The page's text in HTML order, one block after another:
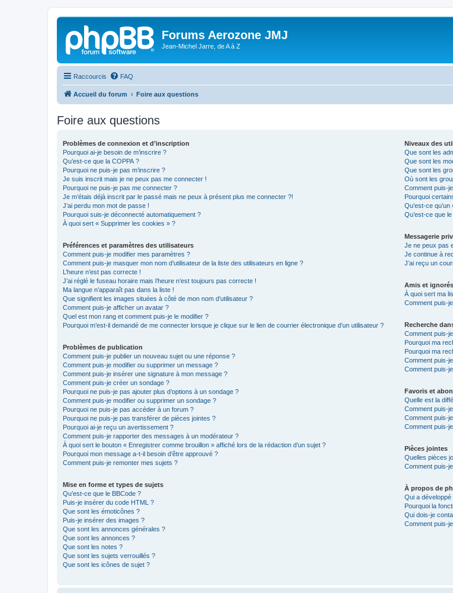
Forums Aerozone JMJ
Jean-Michel Jarre, de A à Z
Raccourcis FAQ
Accueil du forum Foire aux questions
Foire aux questions
Problèmes de connexion et d’inscription
Pourquoi ai-je besoin de m’inscrire ?
Qu’est-ce que la COPPA ?
Pourquoi ne puis-je pas m’inscrire ?
Je suis inscrit mais je ne peux pas me connecter !
Pourquoi ne puis-je pas me connecter ?
Je m’étais déjà inscrit par le passé mais ne peux à présent plus me connecter ?!
J’ai perdu mon mot de passe !
Pourquoi suis-je déconnecté automatiquement ?
À quoi sert « Supprimer les cookies » ?
Préférences et paramètres des utilisateurs
Comment puis-je modifier mes paramètres ?
Comment puis-je masquer mon nom d’utilisateur de la liste des utilisateurs en ligne ?
L’heure n’est pas correcte !
J’ai réglé le fuseau horaire mais l’heure n’est toujours pas correcte !
Ma langue n’apparaît pas dans la liste !
Que signifient les images situées à côté de mon nom d’utilisateur ?
Comment puis-je afficher un avatar ?
Quel est mon rang et comment puis-je le modifier ?
Pourquoi m’est-il demandé de me connecter lorsque je clique sur le lien de courrier électronique d’un utilisateur ?
Problèmes de publication
Comment puis-je publier un nouveau sujet ou une réponse ?
Comment puis-je modifier ou supprimer un message ?
Comment puis-je insérer une signature à mon message ?
Comment puis-je créer un sondage ?
Pourquoi ne puis-je pas ajouter plus d’options à un sondage ?
Comment puis-je modifier ou supprimer un sondage ?
Pourquoi ne puis-je pas accéder à un forum ?
Pourquoi ne puis-je pas transférer de pièces jointes ?
Pourquoi ai-je reçu un avertissement ?
Comment puis-je rapporter des messages à un modérateur ?
À quoi sert le bouton « Enregistrer comme brouillon » affiché lors de la rédaction d’un sujet ?
Pourquoi mon message a-t-il besoin d’être approuvé ?
Comment puis-je remonter mes sujets ?
Mise en forme et types de sujets
Qu’est-ce que le BBCode ?
Puis-je insérer du code HTML ?
Que sont les émoticônes ?
Puis-je insérer des images ?
Que sont les annonces générales ?
Que sont les annonces ?
Que sont les notes ?
Que sont les sujets verrouillés ?
Que sont les icônes de sujet ?
Niveaux des
Que sont les
Que sont les
Que sont les
Où sont les
Comment puis-
Pourquoi
Qu’est-ce
Qu’est-ce que le
Messagerie
Je ne peux pas
Je continue à
J’ai reçu un
Amis et ignorés
À quoi sert ma
Comment puis-
Recherche
Comment puis-
Pourquoi ma
Pourquoi ma
Comment puis-
Comment puis-
Favoris et
Quelle est la
Comment puis-
Comment puis-
Comment puis-
Pièces jointes
Quelles pièces
Comment puis-
À propos de
Qui a
Pourquoi la
Qui dois-je
Comment puis-